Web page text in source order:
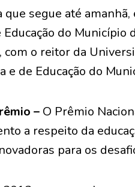
que segue até
Educação do
com o reitor da
e de Educação do
– O Prêmio
a respeito da
para os